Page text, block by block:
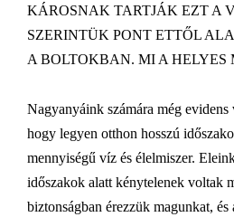
KÁROSNAK TARTJÁK EZT A
SZERINTÜK PONT ETTŐL
A BOLTOKBAN. MI A HELYES
Nagyanyáink számára még
hogy legyen otthon hosszú
mennyiségű víz és élelmiszer.
időszakok alatt kénytelenek voltak
biztonságban érezzük magunkat,